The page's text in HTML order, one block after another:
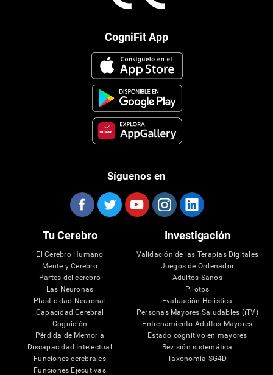
CogniFit App
Síguenos en
Tu Cerebro
El Cerebro Humano
Mente y Cerebro
Partes del cerebro
Las Neuronas
Plasticidad Neuronal
Capacidad Cerebral
Cognición
Pérdida de Memoria
Discapacidad Intelectual
Funciones cerebrales
Funciones Ejecutivas
Investigación
Validación de las Terapias Digitales
Juegos de Ordenador
Adultos Sanos
Pilotos
Evaluación Holistica
Personas Mayores Saludables (iTV)
Entrenamiento Adultos Mayores
Estado cognitivo en mayores
Revisión sistemática
Taxonomía SG4D